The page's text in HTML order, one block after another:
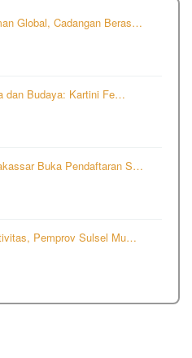
Global, Cadangan Beras…
dan Budaya: Kartini Fe…
Buka Pendaftaran S…
Pemprov Sulsel Mu…